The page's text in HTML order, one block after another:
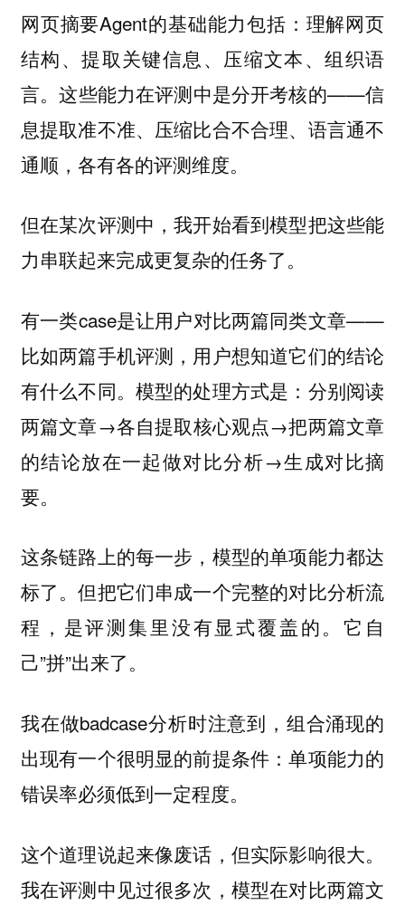
网页摘要Agent的基础能力包括：理解网页
结构、提取关键信息、压缩文本、组织语
言。这些能力在评测中是分开考核的——信
息提取准不准、压缩比合不合理、语言通不
通顺，各有各的评测维度。
但在某次评测中，我开始看到模型把这些能
力串联起来完成更复杂的任务了。
有一类case是让用户对比两篇同类文章——
比如两篇手机评测，用户想知道它们的结论
有什么不同。模型的处理方式是：分别阅读
两篇文章→各自提取核心观点→把两篇文章
的结论放在一起做对比分析→生成对比摘
要。
这条链路上的每一步，模型的单项能力都达
标了。但把它们串成一个完整的对比分析流
程，是评测集里没有显式覆盖的。它自
己”拼”出来了。
我在做badcase分析时注意到，组合涌现的
出现有一个很明显的前提条件：单项能力的
错误率必须低到一定程度。
这个道理说起来像废话，但实际影响很大。
我在评测中见过很多次，模型在对比两篇文